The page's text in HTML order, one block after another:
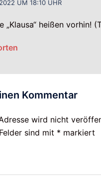
UM 18:10 UHR
„Klausa“ heißen vorhin!
Kommentar
wird nicht
sind mit * markiert